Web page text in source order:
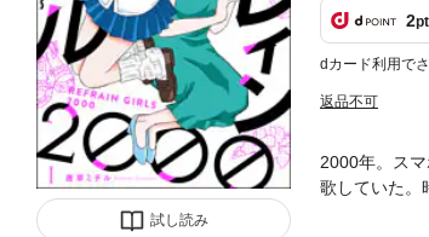
試し読み
2pt
dカード利用で
返品不可
2000年。ス
歌していた。
と同じくパ